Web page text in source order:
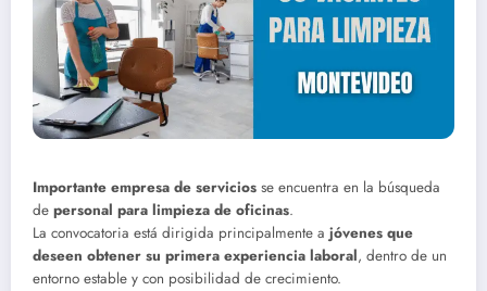
Importante empresa de servicios se encuentra en la búsqueda
de personal para limpieza de oficinas.
La convocatoria está dirigida principalmente a jóvenes que
deseen obtener su primera experiencia laboral, dentro de un
entorno estable y con posibilidad de crecimiento.